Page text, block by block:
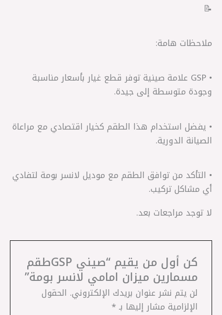
📝
ملاحظات هامة:
• GSP علامة صينية توفر قطع غيار بأسعار مناسبة
وجودة متوسطة إلى جيدة.
• يفضل استخدام هذا الطقم كخيار اقتصادي مع مراعاة
الصيانة الدورية.
• التأكد من توافق الطقم مع موديل لانسر بومة لتفادي
أي مشاكل تركيب.
لا توجد مراجعات بعد.
كن أول من يقيم “صيني GSP طقم
مسمارين ميزان امامي لانسر بومة”
لن يتم نشر عنوان بريدك الإلكتروني. الحقول
الإلزامية مشار إليها بـ*